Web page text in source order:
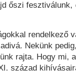
őszi fesztiválunk,
rendelkező
Nekünk
rajta. Hogy mi,
század